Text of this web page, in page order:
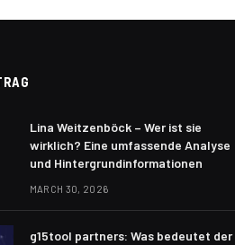
Lina Weitzenböck – Wer ist sie
wirklich? Eine umfassende Analyse
und Hintergrundinformationen
MARCH 30, 2026
g15tool partners: Was bedeutet der